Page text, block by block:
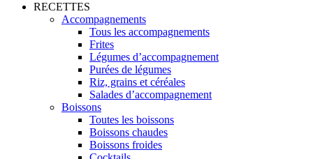
RECETTES
Accompagnements
Tous les accompagnements
Frites
Légumes d’accompagnement
Purées de légumes
Riz, grains et céréales
Salades d’accompagnement
Boissons
Toutes les boissons
Boissons chaudes
Boissons froides